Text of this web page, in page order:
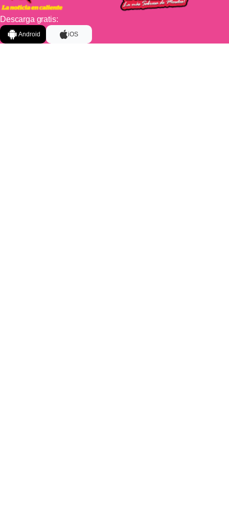
Descarga gratis:
Android iOS